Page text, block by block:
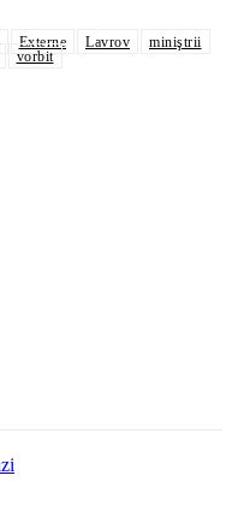
Externe Lavrov
miniştrii
vorbit